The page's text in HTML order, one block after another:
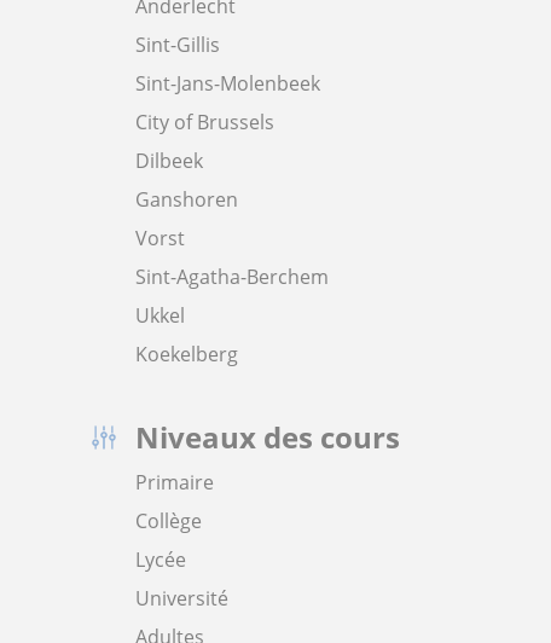
Anderlecht
Sint-Gillis
Sint-Jans-Molenbeek
City of Brussels
Dilbeek
Ganshoren
Vorst
Sint-Agatha-Berchem
Ukkel
Koekelberg
Niveaux des cours
Primaire
Collège
Lycée
Université
Adultes